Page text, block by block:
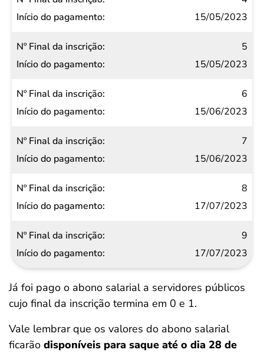
15/05/2023
5
15/05/2023
6
15/06/2023
7
15/06/2023
8
17/07/2023
9
17/07/2023
Já foi pago o abono salarial a servidores públicos
cujo final da inscrição termina em 0 e 1.
Vale lembrar que os valores do abono salarial
ficarão disponíveis para saque até o dia 28 de